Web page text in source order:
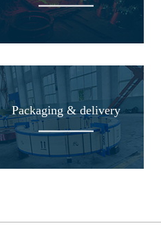
Packaging & delivery